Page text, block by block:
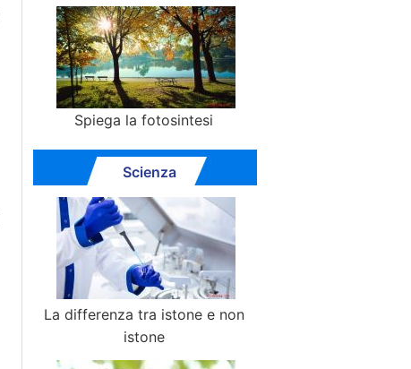
Spiega la fotosintesi
Scienza
La differenza tra istone e non
istone